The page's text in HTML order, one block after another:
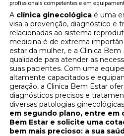
profissionais competentes e em
A clínica ginecológica é uma
visa a prevenção, diagnóstico e
relacionadas ao sistema
medicina é de extrema
estar da mulher, e a Clinica
qualidade para atender as
suas pacientes. Com uma
altamente capacitados e
geração, a Clinica Bem Estar
diagnósticos precisos e
diversas patologias
em segundo plano, entre em
Bem Estar e solicite uma
bem mais precioso: a sua